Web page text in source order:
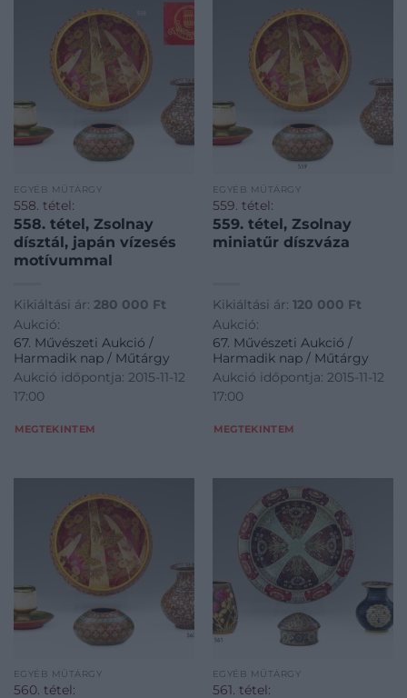
EGYÉB MŰTÁRGY
558. tétel:
558. tétel, Zsolnay
dísztál, japán vízesés
motívummal
Kikiáltási ár: 280 000 Ft
Aukció:
67. Művészeti Aukció /
Harmadik nap / Műtárgy
Aukció időpontja: 2015-11-12
17:00
MEGTEKINTEM
EGYÉB MŰTÁRGY
559. tétel:
559. tétel, Zsolnay
miniatűr díszváza
Kikiáltási ár: 120 000 Ft
Aukció:
67. Művészeti Aukció /
Harmadik nap / Műtárgy
Aukció időpontja: 2015-11-12
17:00
MEGTEKINTEM
EGYÉB MŰTÁRGY
560. tétel:
EGYÉB MŰTÁRGY
561. tétel: